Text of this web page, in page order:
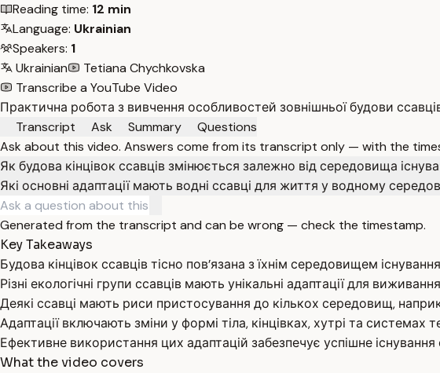
Reading time: 12 min
Language: Ukrainian
Speakers: 1
Ukrainian
Tetiana Chychkovska
Transcribe a YouTube Video
Практична робота з вивчення особливостей зовнішньої будови
Transcript
Ask Summary
Questions
Ask about this video. Answers come from its transcript only — with the
Як будова кінцівок ссавців змінюється залежно від середовища
Які основні адаптації мають водні ссавці для життя у водному
Generated from the transcript and can be wrong — check the timestamp.
Key Takeaways
Будова кінцівок ссавців тісно пов’язана з їхнім середовищем
Різні екологічні групи ссавців мають унікальні адаптації для
Деякі ссавці мають риси пристосування до кількох середовищ,
Адаптації включають зміни у формі тіла, кінцівках, хутрі та системах
Ефективне використання цих адаптацій забезпечує успішне існування
What the video covers